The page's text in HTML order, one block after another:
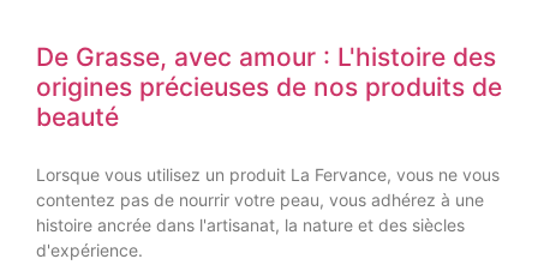
De Grasse, avec amour : L'histoire des
origines précieuses de nos produits de
beauté
Lorsque vous utilisez un produit La Fervance, vous ne vous
contentez pas de nourrir votre peau, vous adhérez à une
histoire ancrée dans l'artisanat, la nature et des siècles
d'expérience.